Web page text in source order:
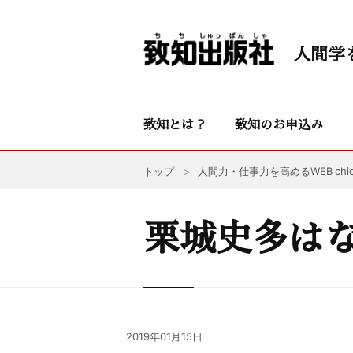
人間学
致知とは？ 致知のお申込み
トップ 人間力・仕事力を高めるWEB
栗城史多は
2019年01月15日